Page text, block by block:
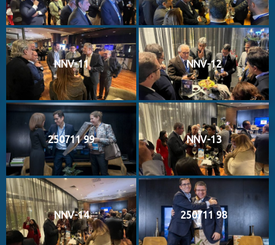
NNV-11 NNV-12
250711 99 NNV-13
NNV-14 250711 98